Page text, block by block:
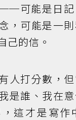
可能是日記
，可能是一
己的信。
人打分數，
是誰、我在
這才是寫作